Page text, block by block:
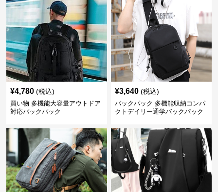
¥4,780 (税込)
買い物 多機能大容量アウトドア
対応バックパック
¥3,640 (税込)
バックパック 多機能収納コンパ
クトデイリー通学バックパック